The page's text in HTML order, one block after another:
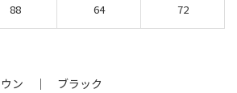
88 64 72
ン ｜ ブラック